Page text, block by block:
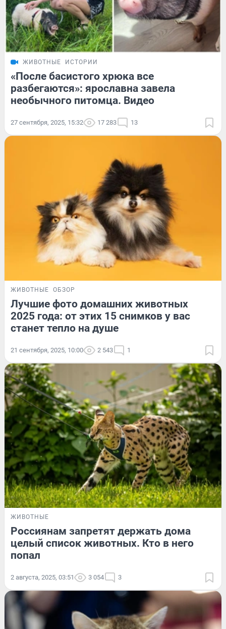
ЖИВОТНЫЕ ИСТОРИИ
«После басистого хрюка все
разбегаются»: ярославна завела
необычного питомца. Видео
27 сентября, 2025, 15:32 17 283 13
ЖИВОТНЫЕ ОБЗОР
Лучшие фото домашних животных
2025 года: от этих 15 снимков у вас
станет тепло на душе
21 сентября, 2025, 10:00 2 543 1
ЖИВОТНЫЕ
Россиянам запретят держать дома
целый список животных. Кто в него
попал
2 августа, 2025, 03:51 3 054 3